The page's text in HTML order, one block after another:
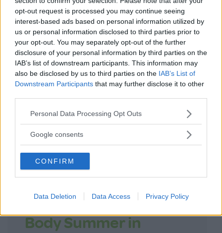
opt-out request is processed you may continue seeing
interest-based ads based on personal information utilized by
us or personal information disclosed to third parties prior to
your opt-out. You may separately opt-out of the further
disclosure of your personal information by third parties on the
IAB’s list of downstream participants. This information may
also be disclosed by us to third parties on the IAB’s List of
Downstream Participants that may further disclose it to other
Please note that this website/app uses one or more Google
not limited to your visit or usage behaviour. You may click to
use your data for below specified purposes in below Google
consent section.
Personal Data Processing Opt Outs
Google consents
CONFIRM
Data Deletion Data Access Privacy Policy
LOGIN
ACCEDI
Password dimenticata?
Body Summer in